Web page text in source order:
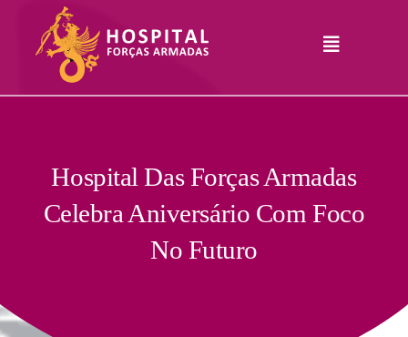
content
Toggle
Serviços
Comunicação
Junte-Se A Nós
Hospital Das Forças Armadas
Celebra Aniversário Com Foco
No Futuro